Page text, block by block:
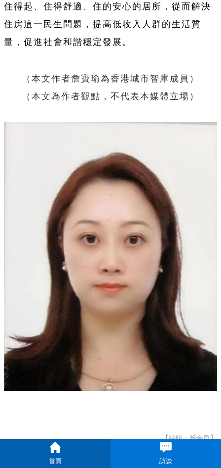
住得起、住得舒適、住的安心的居所，從而解決
住房這一民生問題，提高低收入人群的生活質
量，促進社會和諧穩定發展。
（本文作者詹寶瑜為香港城市智庫成員 ）
（本文為作者觀點，不代表本媒體立場）
【編輯：黎金良】
首頁 訪談